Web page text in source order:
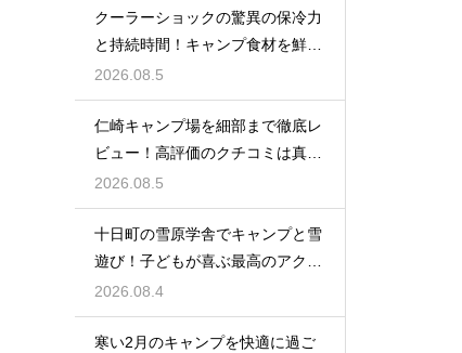
クーラーショックの驚異の保冷力
と持続時間！キャンプ食材を鮮度
抜群に保つ
2026.08.5
仁崎キャンプ場を細部まで徹底レ
ビュー！高評価のクチコミは真実
なのか？
2026.08.5
十日町の雪原学舎でキャンプと雪
遊び！子どもが喜ぶ最高のアクテ
ィビティ
2026.08.4
寒い2月のキャンプを快適に過ご